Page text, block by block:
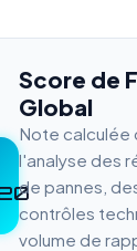
Score de
Global
Note calculée
l'analyse des
de pannes,
contrôles
volume de